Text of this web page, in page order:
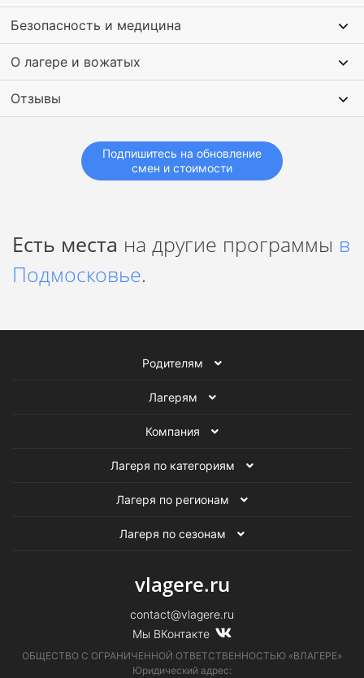
Увлекательная программа и новые друзья
смен ребенок станет самостоятельным и ответственным,
что не может не радовать родителей.
Безопасность и медицина
О лагере и вожатых
Отзывы
Подпишитесь на обновление
смен и стоимости
Есть места на другие программы в
Подмосковье.
Родителям
Лагерям
Компания
Лагеря по категориям
Лагеря по регионам
Лагеря по сезонам
vlagere.ru
contact@vlagere.ru
Мы ВКонтакте
ОБЩЕСТВО С ОГРАНИЧЕННОЙ ОТВЕТСТВЕННОСТЬЮ «ВЛАГЕРЕ»
Юридический адрес: